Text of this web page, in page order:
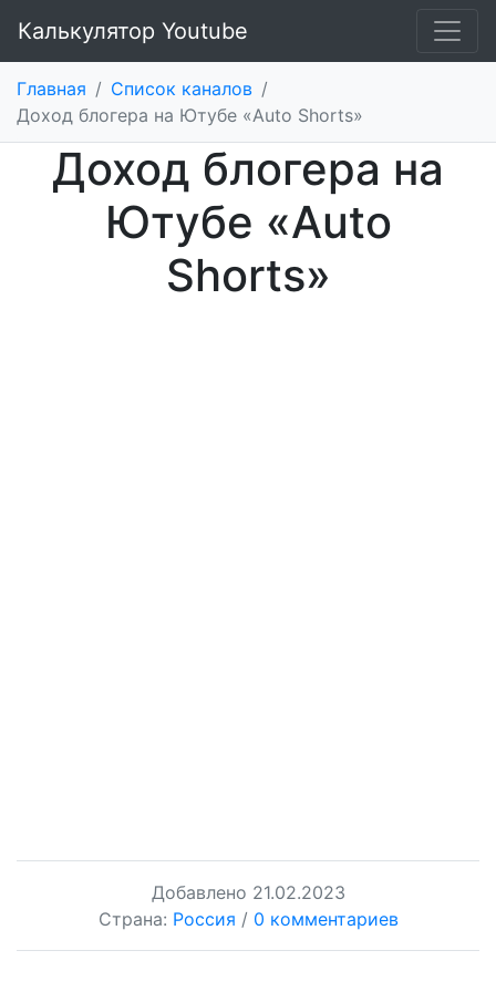
Калькулятор Youtube
Главная / Список каналов /
Доход блогера на Ютубе «Auto Shorts»
Доход блогера на
Ютубе «Auto
Shorts»
Добавлено 21.02.2023
Страна: Россия / 0 комментариев